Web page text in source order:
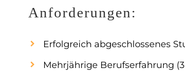
Anforderungen:
Erfolgreich abgeschlossenes
Mehrjährige Berufserfahrung